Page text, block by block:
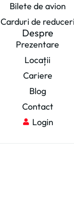
Bilete de avion
Carduri de reduceri
Despre
Prezentare
Locații
Cariere
Blog
Contact
Login